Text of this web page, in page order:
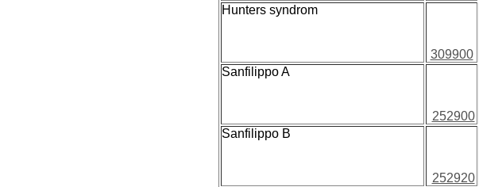
Hunters syndrom
309900
Sanfilippo A
252900
Sanfilippo B
252920